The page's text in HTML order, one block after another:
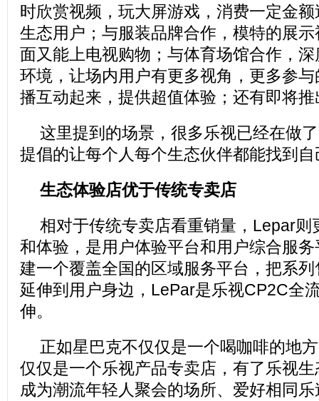
时欣赏视频，玩大屏游戏，消费一定金
生态用户；与服装品牌合作，模特的展
面又能上电视购物；与体育场馆合作，
环境，让场内用户有更多视角，更多参
播互动起来，提供超值体验；还有即将
这里提到的场景，很多乐视已经在做
提倡的让每个人每个生态伙伴都能找到
生态体验店优于传统专卖店
相对于传统专卖店看重销量，Lepar则
和体验，是用户体验平台和用户综合服
建一个覆盖全国的区域服务平台，把系
延伸到用户身边，LePar是乐视CP2C全
伸。
正如星巴克不仅仅是一个喝咖啡的地
仅仅是一个乐视产品专卖店，有了乐视
成为潮流年轻人聚会的场所、爱好相同